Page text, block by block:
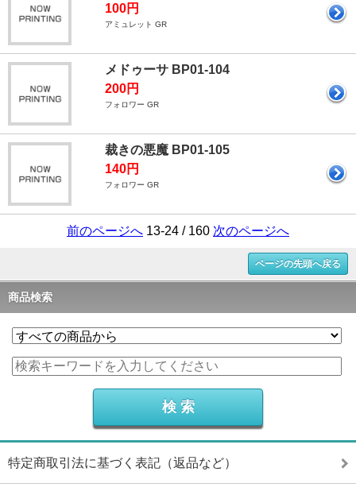
100円
アミュレット GR
メドゥーサ BP01-104
200円
フォロワー GR
裁きの悪魔 BP01-105
140円
フォロワー GR
前のページへ 13-24 / 160 次のページへ
ページの先頭へ戻る
商品検索
特定商取引法に基づく表記（返品など）